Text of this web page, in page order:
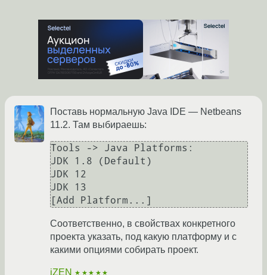
Поставь нормальную Java IDE — Netbeans
11.2. Там выбираешь:
Tools -> Java Platforms:
JDK 1.8 (Default)
JDK 12
JDK 13
Соответственно, в свойствах конкретного
проекта указать, под какую платформу и с
какими опциями собирать проект.
iZEN ★★★★★